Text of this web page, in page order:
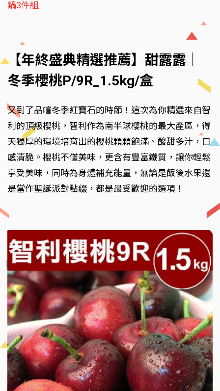
鍋3件組
【年終盛典精選推薦】甜露露｜
冬季櫻桃P/9R_1.5kg/盒
又到了品嚐冬季紅寶石的時節！這次為你精選來自智
利的頂級櫻桃，智利作為南半球櫻桃的最大產區，得
天獨厚的環境培育出的櫻桃顆顆飽滿、酸甜多汁，口
感清脆。櫻桃不僅美味，更含有豐富鐵質，讓你輕鬆
享受美味，同時為身體補充能量，無論是飯後水果還
是當作聖誕派對點綴，都是最受歡迎的選項！